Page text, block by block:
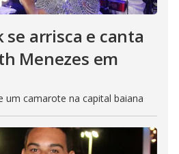
se arrisca e canta
Menezes em
um camarote na capital baiana